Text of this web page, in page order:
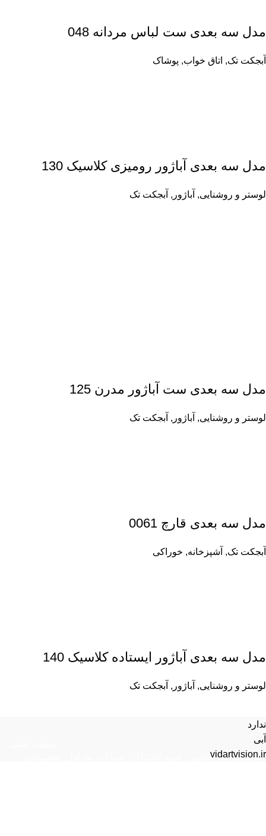
مدل سه بعدی ست لباس مردانه 048
آبجکت تک, اتاق خواب, پوشاک
مدل سه بعدی آباژور رومیزی کلاسیک 130
لوستر و روشنایی, آباژور , آبجکت تک
مدل سه بعدی ست آباژور مدرن 125
لوستر و روشنایی, آباژور , آبجکت تک
مدل سه بعدی قارچ 0061
آبجکت تک, آشپزخانه, خوراکی
مدل سه بعدی آباژور ایستاده کلاسیک 140
لوستر و روشنایی, آباژور , آبجکت تک
ندارد
آبی
vidartvision.ir
تماس با ما
قوانین